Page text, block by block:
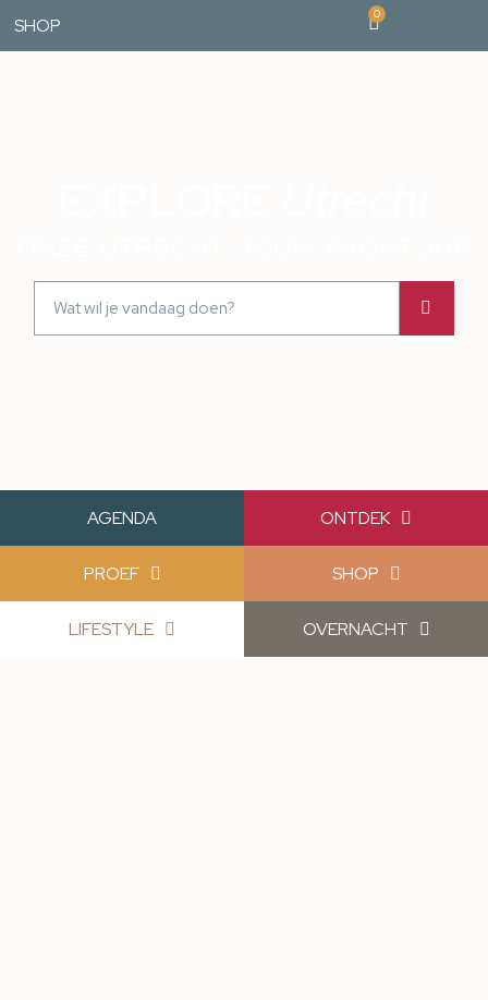
SHOP
0
AGENDA ONTDEK
PROEF SHOP
LIFESTYLE OVERNACHT